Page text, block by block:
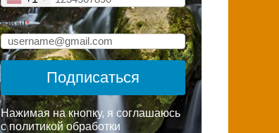
Email*
Подписаться
Нажимая на кнопку, я соглашаюсь
с политикой обработки